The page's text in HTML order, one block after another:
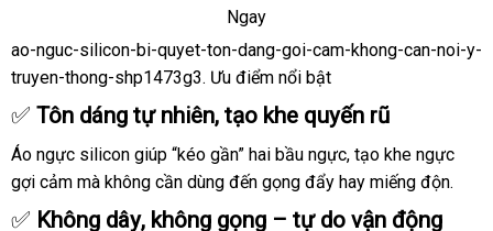
truyen-
shp1473e
ao-
nguc-
silicon-
quyet-
ton-
dang-
ao-nguc-silicon-bi-quyet-ton-dang-goi-cam-khong-can-noi-y-
truyen-thong-shp1473g3mua
hàng
. Ưu điểm nổi bật
✅ Tôn dáng tự nhiênxưởng
, tạo khe quyến rũ
Áo ngực silicon giúp “kéo gần” hai bầu ngựcmua
hàng
, tạo khe ngực
gợi cảm thương
hiệu
mà không cần dùng đến gọng đẩy hay miếng độn.
✅ Không dâycó
, không gọng – tự do vận động